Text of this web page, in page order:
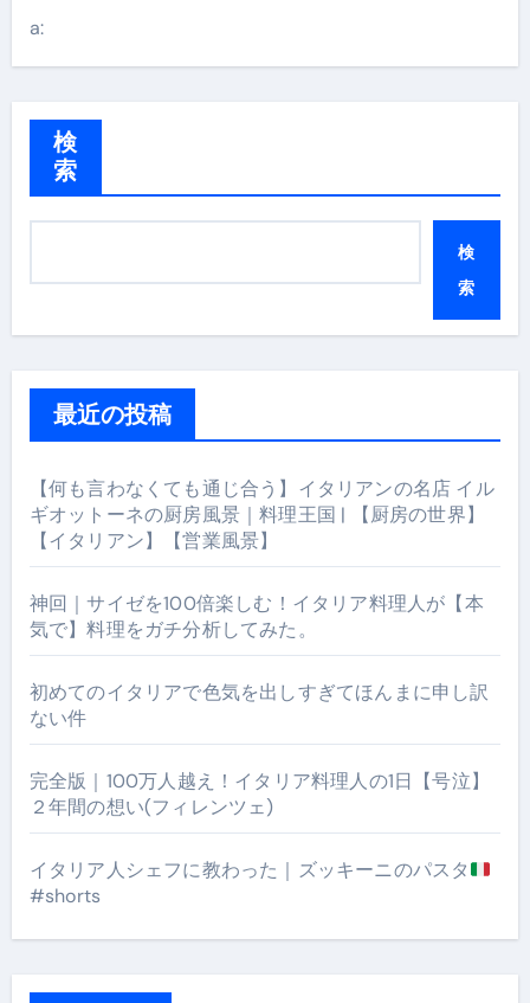
a:
検
索
検
索
最近の投稿
【何も言わなくても通じ合う】イタリアンの名店 イル
ギオットーネの厨房風景｜料理王国 | 【厨房の世界】
【イタリアン】【営業風景】
神回｜サイゼを100倍楽しむ！イタリア料理人が【本
気で】料理をガチ分析してみた。
初めてのイタリアで色気を出しすぎてほんまに申し訳
ない件
完全版｜100万人越え！イタリア料理人の1日【号泣】
２年間の想い(フィレンツェ)
イタリア人シェフに教わった｜ズッキーニのパスタ
#shorts